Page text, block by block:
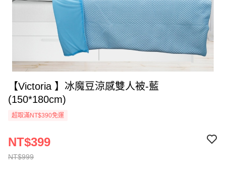
【Victoria 】冰魔豆涼感雙人被-藍
(150*180cm)
超取滿NT$390免運
NT$999
NT$399